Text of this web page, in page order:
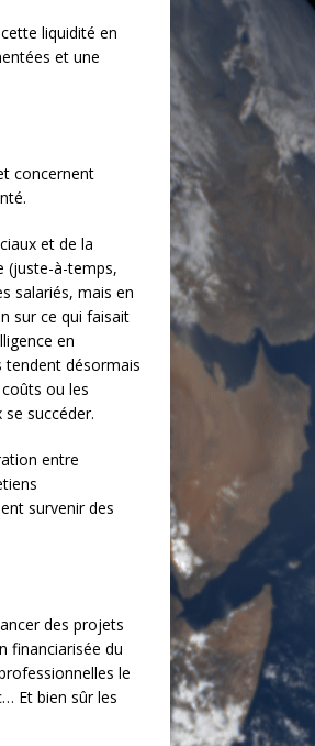
liquidité en
et une
concernent
et de la
(juste-à-temps,
salariés, mais en
sur ce qui faisait
en
tendent désormais
ou les
succéder.
entre
survenir des
des projets
financiarisée du
le
Et bien sûr les